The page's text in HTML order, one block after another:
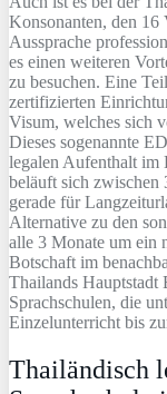
Konsonanten, den 16
Aussprache
es einen weiteren
zu besuchen. Eine
zertifizierten
Visum, welches sich
Dieses sogenannte
legalen Aufenthalt im
beläuft sich zwischen
gerade für
Alternative zu den
alle 3 Monate um ein
Botschaft im
Thailands Hauptstadt
Sprachschulen, die
Einzelunterricht bis
Thailändisch